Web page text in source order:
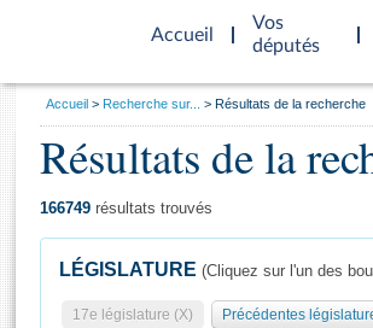
Accueil
d'accueil
Vos
députés
Général
Vous
Accueil Recherche sur... Résultats de la recherche
Résultats de la
166749 résultats trouvés
LÉGISLATURE (Cliquez sur l'un des
17e législature (X) Précédentes